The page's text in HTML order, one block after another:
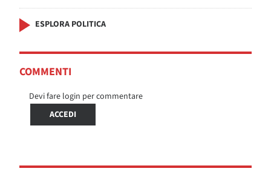
ESPLORA POLITICA
COMMENTI
Devi fare login per commentare
ACCEDI